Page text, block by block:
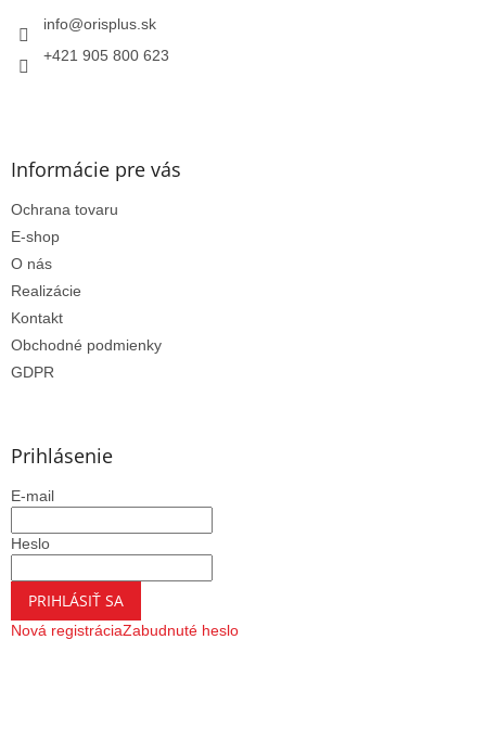
info@orisplus.sk
+421 905 800 623
Informácie pre vás
Ochrana tovaru
E-shop
O nás
Realizácie
Kontakt
Obchodné podmienky
GDPR
Prihlásenie
E-mail
Heslo
PRIHLÁSIŤ SA
Nová registráciaZabudnuté heslo